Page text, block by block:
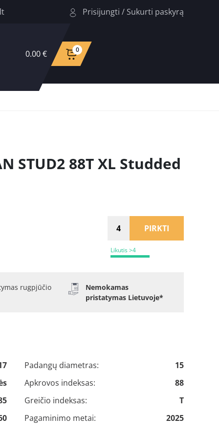
Prisijungti / Sukurti paskyrą
0.00 € 0
STUD2 88T XL Studded
Likutis >4
PIRKTI
rugpjūčio
Nemokamas
pristatymas Lietuvoje*
Padangų diametras:
15
Apkrovos indeksas:
88
Greičio indeksas:
T
Pagaminimo metai:
2025